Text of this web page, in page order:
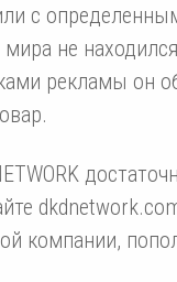
с
мира не
рекламы он
компании,